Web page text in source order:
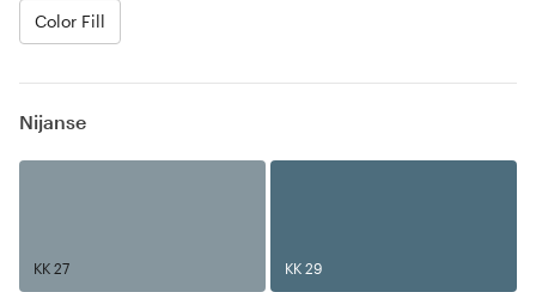
Color Fill
Nijanse
KK 27 KK 29